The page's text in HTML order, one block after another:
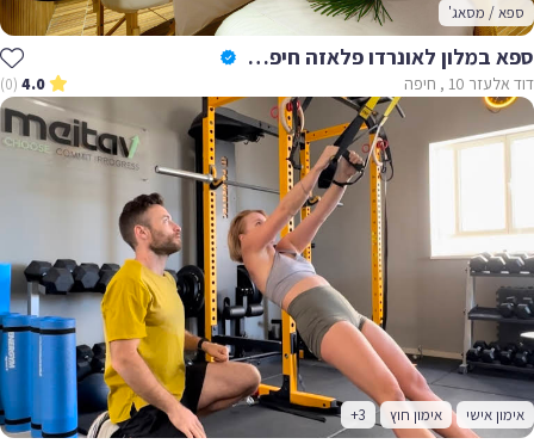
ספא / מסאג'
ספא במלון לאונרדו פלאזה חיפה - Spa Leonardo Plaza Haifa
דוד אלעזר 10 , חיפה 4.0
(0)
אימון אישי אימון חוץ +3